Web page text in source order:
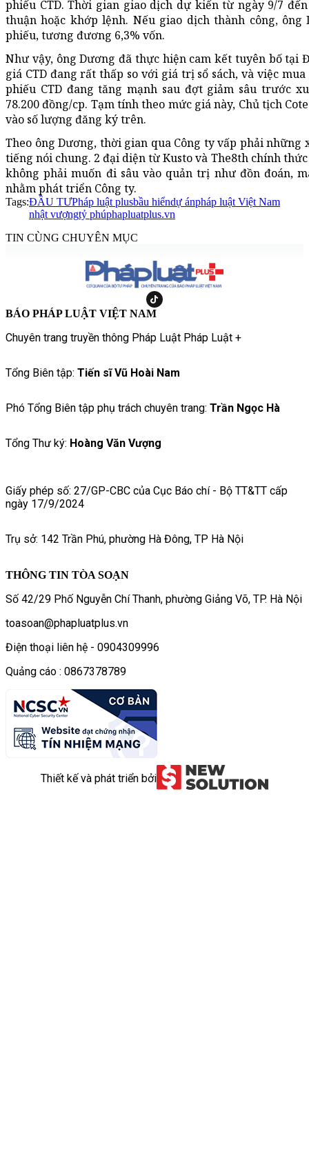
phiếu CTD. Thời gian giao dịch dự kiến từ ngày 9/7
thuận hoặc khớp lệnh. Nếu giao dịch thành công,
phiếu, tương đương 6,3% vốn.
Như vậy, ông Dương đã thực hiện cam kết tuyên bố tại
giá CTD đang rất thấp so với giá trị sổ sách, và việc
phiếu CTD đang tăng mạnh sau đợt giảm sâu trước
78.200 đồng/cp. Tạm tính theo mức giá này, Chủ tịch
vào số lượng đăng ký trên.
Theo ông Dương, thời gian qua Công ty vấp phải
tiếng nói chung. 2 đại diện từ Kusto và The8th chính
không phải muốn đi sâu vào quản trị như đồn đoán,
nhằm phát triển Công ty.
Tags:ĐẦU TƯPháp luật plusbầu hiểndự ánpháp luật Việt Nam
nhật vượngtỷ phúphapluatplus.vn
TIN CÙNG CHUYÊN MỤC
BÁO PHÁP LUẬT VIỆT NAM
Chuyên trang truyền thông Pháp Luật Pháp Luật +
Tổng Biên tập: Tiến sĩ Vũ Hoài Nam
Phó Tổng Biên tập phụ trách chuyên trang: Trần Ngọc Hà
Tổng Thư ký: Hoàng Văn Vượng
Giấy phép số: 27/GP-CBC của Cục Báo chí - Bộ TT&TT cấp
ngày 17/9/2024
Trụ sở: 142 Trần Phú, phường Hà Đông, TP Hà Nội
THÔNG TIN TÒA SOẠN
Số 42/29 Phố Nguyễn Chí Thanh, phường Giảng Võ, TP. Hà Nội
toasoan@phapluatplus.vn
Điện thoại liên hệ - 0904309996
Quảng cáo : 0867378789
Thiết kế và phát triển bởi